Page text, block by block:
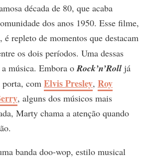
década de 80, que acaba
dos anos 1950. Esse filme,
, é repleto de momentos que destacam
os dois períodos. Uma dessas
música. Embora oRock’n’Roll já
porta, com Elvis Presley, Roy
, alguns dos músicos mais
Marty chama a atenção quando
banda doo-wop, estilo musical